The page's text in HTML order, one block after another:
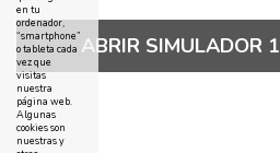
ABRIR SIMULADOR 1
en tu
ordenador,
“smartphone”
o tableta cada
vez que
visitas
nuestra
página web.
Algunas
cookies son
nuestras y